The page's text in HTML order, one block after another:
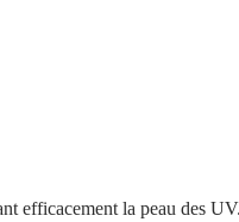
efficacement la peau des